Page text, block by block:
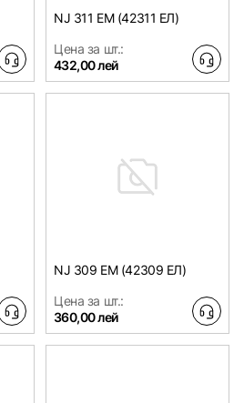
NJ 311 EM (42311 ЕЛ)
Цена за шт.:
432,00 лей
NJ 309 EM (42309 ЕЛ)
Цена за шт.:
360,00 лей